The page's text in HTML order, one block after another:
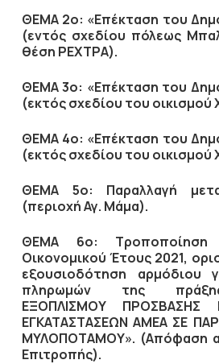
ΘΕΜΑ 2ο: «Επέκταση του
(εντός σχεδίου πόλεως
θέση ΡΕΧΤΡΑ).
ΘΕΜΑ 3ο: «Επέκταση του
(εκτός σχεδίου του οικισμού
ΘΕΜΑ 4ο: «Επέκταση του
(εκτός σχεδίου του οικισμού
ΘΕΜΑ 5ο: Παραλλαγή
(περιοχή Αγ. Μάμα).
ΘΕΜΑ 6ο: Τροποποίηση
Οικονομικού Έτους 2021,
εξουσιοδότηση αρμόδιου
πληρωμών της
ΕΞΟΠΛΙΣΜΟΥ ΠΡΟΣΒΑΣΗΣ
ΕΓΚΑΤΑΣΤΑΣΕΩΝ ΑΜΕΑ ΣΕ
ΜΥΛΟΠΟΤΑΜΟΥ». (Απόφαση
Επιτροπής).